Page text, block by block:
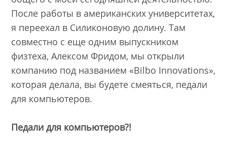
После работы в американских университетах,
я переехал в Силиконовую долину. Там
совместно с еще одним выпускником
физтеха, Алексом Фридом, мы открыли
компанию под названием «Bilbo Innovations»,
которая делала, вы будете смеяться, педали
для компьютеров.
Педали для компьютеров?!